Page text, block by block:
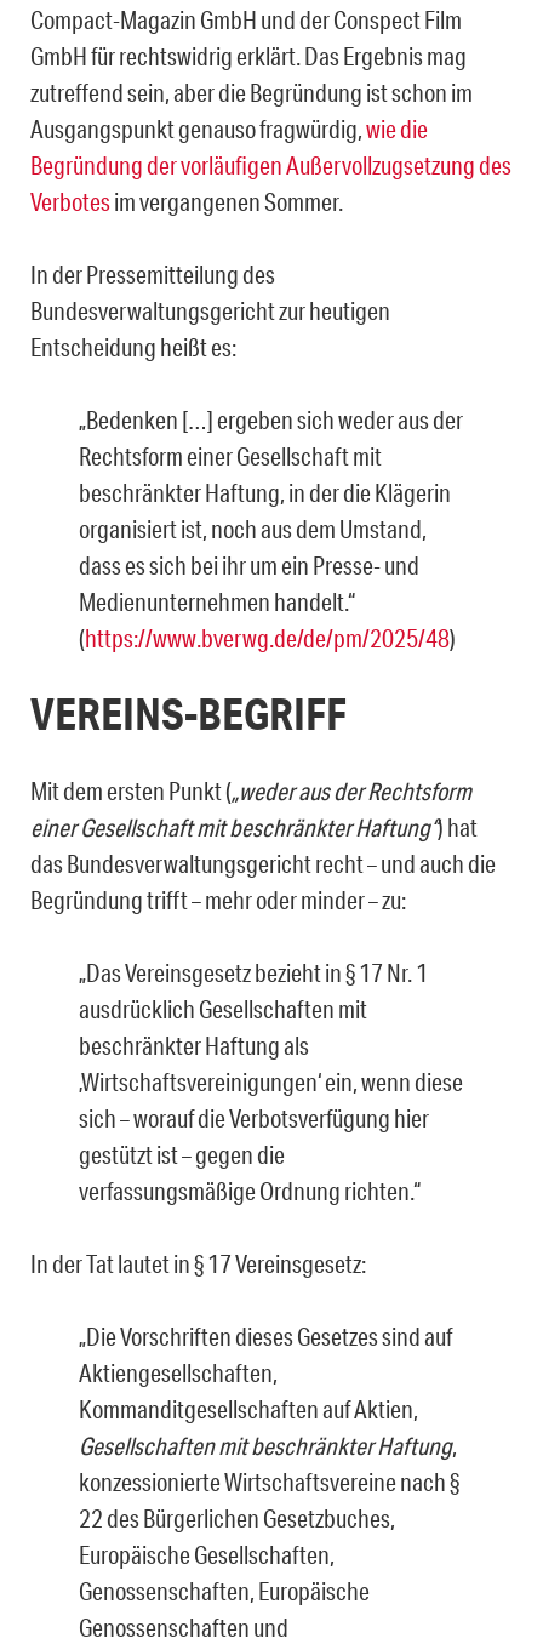
Compact-Magazin GmbH und der Conspect Film
GmbH für rechtswidrig erklärt. Das Ergebnis mag
zutreffend sein, aber die Begründung ist schon im
Ausgangspunkt genauso fragwürdig,wie die
Begründung der vorläufigen Außervollzugsetzung des
Verbotesim vergangenen Sommer.
In der Pressemitteilung des
Bundesverwaltungsgericht zur heutigen
Entscheidung heißt es:
„Bedenken […] ergeben sich weder aus der
Rechtsform einer Gesellschaft mit
beschränkter Haftung, in der die Klägerin
organisiert ist, noch aus dem Umstand,
dass es sich bei ihr um ein Presse- und
Medienunternehmen handelt.“
(https://www.bverwg.de/de/pm/2025/48)
VEREINS-BEGRIFF
Mit dem ersten Punkt („weder aus der Rechtsform
einer Gesellschaft mit beschränkter Haftung“) hat
das Bundesverwaltungsgericht recht – und auch die
Begründung trifft – mehr oder minder – zu:
„Das Vereinsgesetz bezieht in § 17 Nr. 1
ausdrücklich Gesellschaften mit
beschränkter Haftung als
‚Wirtschaftsvereinigungen‘ ein, wenn diese
sich – worauf die Verbotsverfügung hier
gestützt ist – gegen die
verfassungsmäßige Ordnung richten.“
In der Tat lautet in § 17 Vereinsgesetz:
„Die Vorschriften dieses Gesetzes sind auf
Aktiengesellschaften,
Kommanditgesellschaften auf Aktien,
Gesellschaften mit beschränkter Haftung,
konzessionierte Wirtschaftsvereine nach §
22 des Bürgerlichen Gesetzbuches,
Europäische Gesellschaften,
Genossenschaften, Europäische
Genossenschaften und